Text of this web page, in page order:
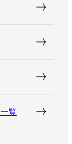
覧